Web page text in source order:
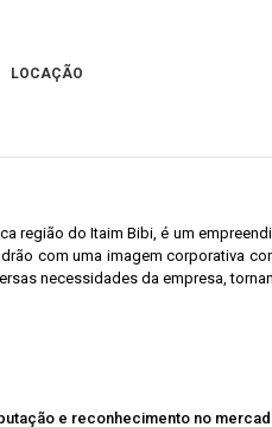
LOCAÇÃO
região do Itaim Bibi, é um
com uma imagem corporativa
necessidades da empresa,
e reconhecimento no